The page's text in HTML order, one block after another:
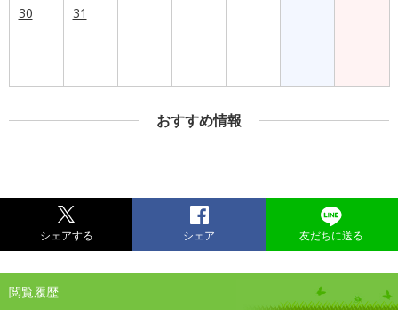
30 31
おすすめ情報
シェアする シェア 友だちに送る
閲覧履歴